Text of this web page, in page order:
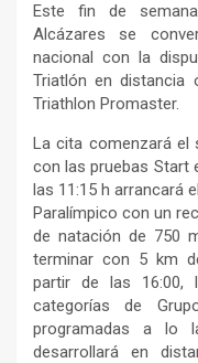
Este fin de
Alcázares se
nacional con la
Triatlón en distancia
Triathlon Promaster.
La cita comenzará el
con las pruebas Start
las 11:15 h arrancará
Paralímpico con un
de natación de 750
terminar con 5 km
partir de las 16:00,
categorías de
programadas a lo
desarrollará en